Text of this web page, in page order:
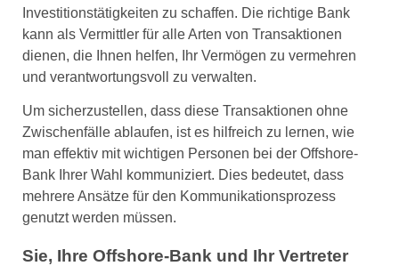
Investitionstätigkeiten zu schaffen. Die richtige Bank
kann als Vermittler für alle Arten von Transaktionen
dienen, die Ihnen helfen, Ihr Vermögen zu vermehren
und verantwortungsvoll zu verwalten.
Um sicherzustellen, dass diese Transaktionen ohne
Zwischenfälle ablaufen, ist es hilfreich zu lernen, wie
man effektiv mit wichtigen Personen bei der Offshore-
Bank Ihrer Wahl kommuniziert. Dies bedeutet, dass
mehrere Ansätze für den Kommunikationsprozess
genutzt werden müssen.
Sie, Ihre Offshore-Bank und Ihr Vertreter